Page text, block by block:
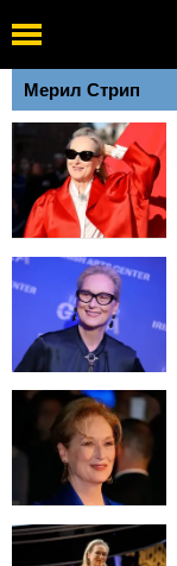
Мерил Стрип